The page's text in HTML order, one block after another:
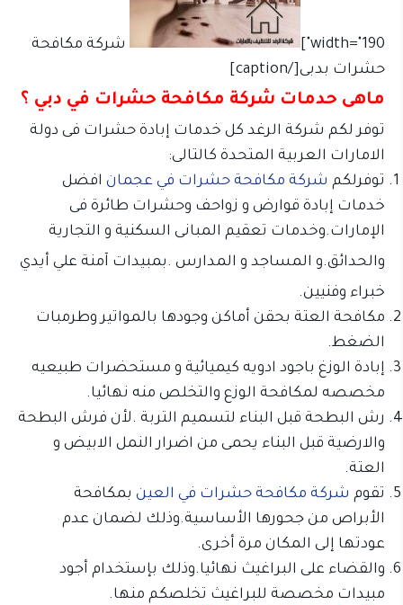
width="190"]
شركة مكافحة
حشرات بدبى[/caption]
ماهى حدمات شركة مكافحة حشرات في دبي ؟
توفر لكم شركة الرغد كل خدمات إبادة حشرات فى دولة
الامارات العربية المتحدة كالتالى:
توفرلكم شركة مكافحة حشرات في عجمان افضل
خدمات إبادة قوارض و زواحف وحشرات طائرة فى
الإمارات.وخدمات تعقيم المبانى السكنية و التجارية
والحدائق.و المساجد و المدارس .بمبيدات آمنة علي أيدي
خبراء وفنيين.
مكافحة العتة بحقن أماكن وجودها بالمواتير وطرمبات
الضغط.
إبادة الوزغ باجود ادويه كيميائية و مستحضرات طبيعيه
مخصصه لمكافحة الوزع والتخلص منه نهائيا.
رش البطحة قبل البناء لتسميم التربة .لأن فرش البطحة
والارضية قبل البناء يحمى من اضرار النمل الابيض و
العتة.
تقوم شركة مكافحة حشرات في العين بمكافحة
الأبراص من جحورها الأساسية.وذلك لضمان عدم
عودتها إلى المكان مرة أخرى.
والقضاء على البراغيث نهائيا.وذلك بإستخدام أجود
مبيدات مخصصة للبراغيث تخلصكم منها.